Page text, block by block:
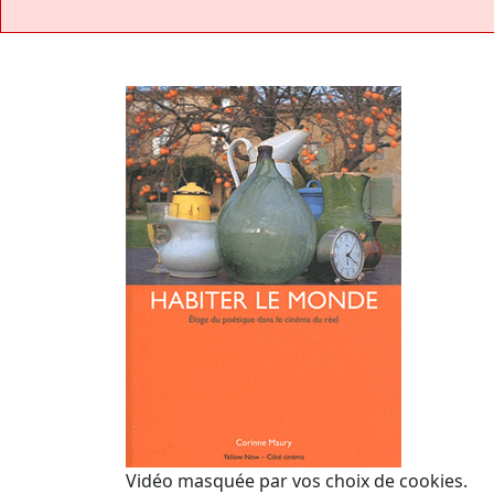
Vidéo masquée par vos choix de cookies.